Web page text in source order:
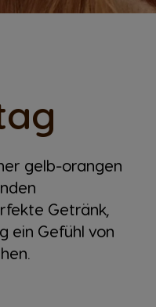
gelb-orangen
Getränk,
ein Gefühl von